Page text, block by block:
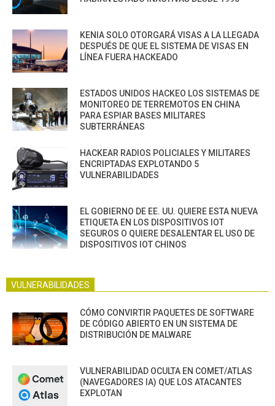
KENIA SOLO OTORGARÁ VISAS A LA LLEGADA
DESPUÉS DE QUE EL SISTEMA DE VISAS EN
LÍNEA FUERA HACKEADO
ESTADOS UNIDOS HACKEO LOS SISTEMAS DE
MONITOREO DE TERREMOTOS EN CHINA
PARA ESPIAR BASES MILITARES
SUBTERRÁNEAS
HACKEAR RADIOS POLICIALES Y MILITARES
ENCRIPTADAS EXPLOTANDO 5
VULNERABILIDADES
EL GOBIERNO DE EE. UU. QUIERE ESTA NUEVA
ETIQUETA EN LOS DISPOSITIVOS IOT
SEGUROS O QUIERE DESALENTAR EL USO DE
DISPOSITIVOS IOT CHINOS
VULNERABILIDADES
CÓMO CONVIRTIR PAQUETES DE SOFTWARE
DE CÓDIGO ABIERTO EN UN SISTEMA DE
DISTRIBUCIÓN DE MALWARE
VULNERABILIDAD OCULTA EN COMET/ATLAS
(NAVEGADORES IA) QUE LOS ATACANTES
EXPLOTAN